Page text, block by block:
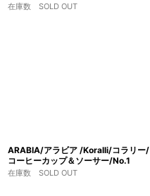
在庫数 SOLD OUT
ARABIA/アラビア /Koralli/コラリー/
コーヒーカップ＆ソーサー/No.1
在庫数 SOLD OUT